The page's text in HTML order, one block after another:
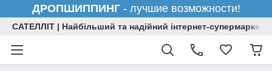
ДРОПШИППИНГ- лучшие возможности!
САТЕЛЛІТ | Найбільший та надійний інтернет-супермаркет